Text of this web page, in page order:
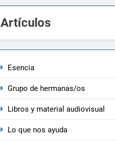
Artículos
Esencia
Grupo de hermanas/os
Libros y material audiovisual
Lo que nos ayuda